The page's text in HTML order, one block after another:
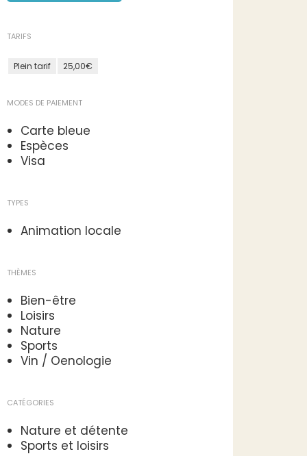
TARIFS
Plein tarif 25,00€
MODES DE PAIEMENT
Carte bleue
Espèces
Visa
TYPES
Animation locale
THÈMES
Bien-être
Loisirs
Nature
Sports
Vin / Oenologie
CATÉGORIES
Nature et détente
Sports et loisirs